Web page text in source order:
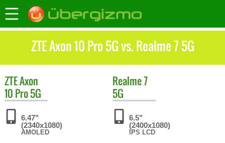
ZTE Axon 10 Pro 5G vs. Realme 7 5G
ZTEAxon
10 Pro 5G
6.47"
(2340x1080)
AMOLED
Realme7
5G
6.5"
(2400x1080)
IPS LCD